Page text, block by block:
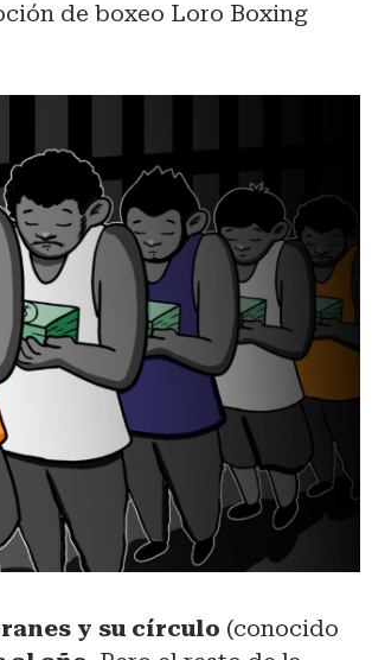
de boxeo Loro Boxing
y su círculo (conocido